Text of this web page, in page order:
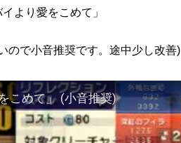
より愛をこめて」
ので小音推奨です。途中少し改善)
こめて」 (小音推奨)